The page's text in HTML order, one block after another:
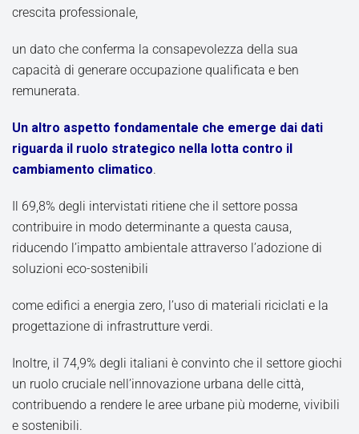
crescita professionale,
un dato che conferma la consapevolezza della sua
capacità di generare occupazione qualificata e ben
remunerata.
Un altro aspetto fondamentale che emerge dai dati
riguarda il ruolo strategico nella lotta contro il
cambiamento climatico.
Il 69,8% degli intervistati ritiene che il settore possa
contribuire in modo determinante a questa causa,
riducendo l’impatto ambientale attraverso l’adozione di
soluzioni eco-sostenibili
come edifici a energia zero, l’uso di materiali riciclati e la
progettazione di infrastrutture verdi.
Inoltre, il 74,9% degli italiani è convinto che il settore giochi
un ruolo cruciale nell’innovazione urbana delle città,
contribuendo a rendere le aree urbane più moderne, vivibili
e sostenibili.